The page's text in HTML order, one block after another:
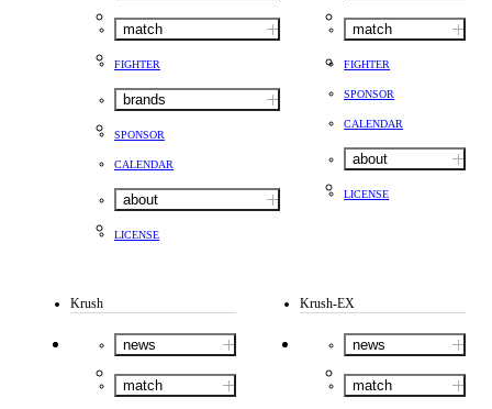
match
FIGHTER
brands
SPONSOR
CALENDAR
about
LICENSE
match
FIGHTER
SPONSOR
CALENDAR
about
LICENSE
Krush
news
match
Krush-EX
news
match